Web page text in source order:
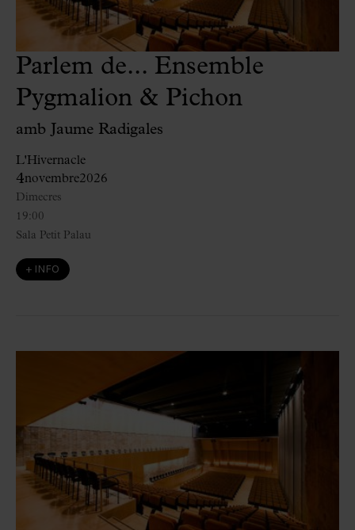
Parlem de... Ensemble
Pygmalion & Pichon
amb Jaume Radigales
L'Hivernacle
4novembre2026
19:00
Dimecres
Sala Petit Palau
+ INFO